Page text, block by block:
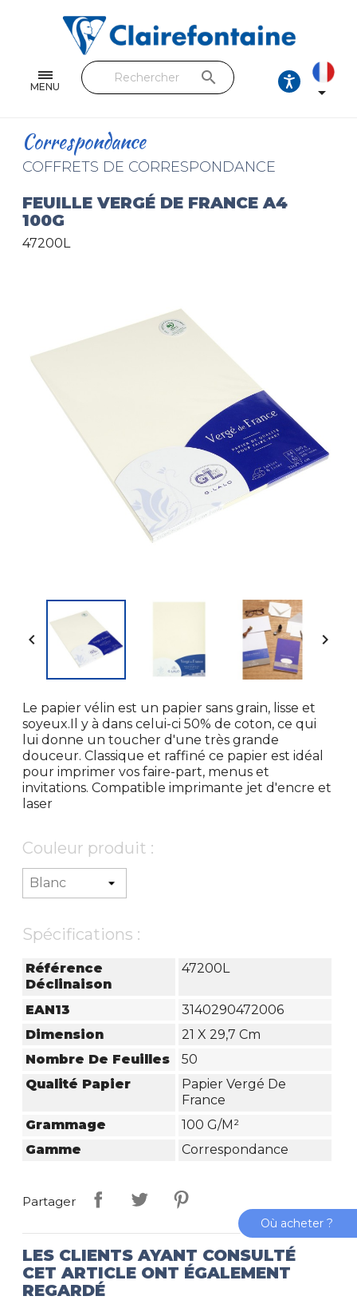
MENU
Feuilles & Copies
Beaux-arts & Dessin
Loisirs créatifs
Papiers cadeaux et emballages
Cuir & trousses
search

Correspondance
COFFRETS DE CORRESPONDANCE
FEUILLE VERGÉ DE FRANCE A4
100G
47200L
 
Le papier vélin est un papier sans grain, lisse et
soyeux.Il y à dans celui-ci 50% de coton, ce qui
lui donne un toucher d'une très grande
douceur. Classique et raffiné ce papier est idéal
pour imprimer vos faire-part, menus et
invitations. Compatible imprimante jet d'encre et
laser
Couleur produit :
Spécifications :
Référence
Déclinaison
47200L
EAN13
3140290472006
Dimension
21 X 29,7 Cm
Nombre De Feuilles
50
Qualité Papier
Papier Vergé De
France
Grammage
100 G/m²
Gamme
Correspondance
Partager
LES CLIENTS AYANT CONSULTÉ
CET ARTICLE ONT ÉGALEMENT
REGARDÉ
Où acheter ?